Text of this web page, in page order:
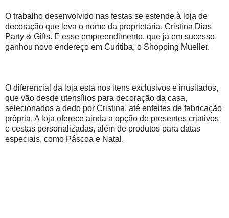
O trabalho desenvolvido nas festas se estende à loja de
decoração que leva o nome da proprietária, Cristina Dias
Party & Gifts. E esse empreendimento, que já em sucesso,
ganhou novo endereço em Curitiba, o Shopping Mueller.
O diferencial da loja está nos itens exclusivos e inusitados,
que vão desde utensílios para decoração da casa,
selecionados a dedo por Cristina, até enfeites de fabricação
própria. A loja oferece ainda a opção de presentes criativos
e cestas personalizadas, além de produtos para datas
especiais, como Páscoa e Natal.